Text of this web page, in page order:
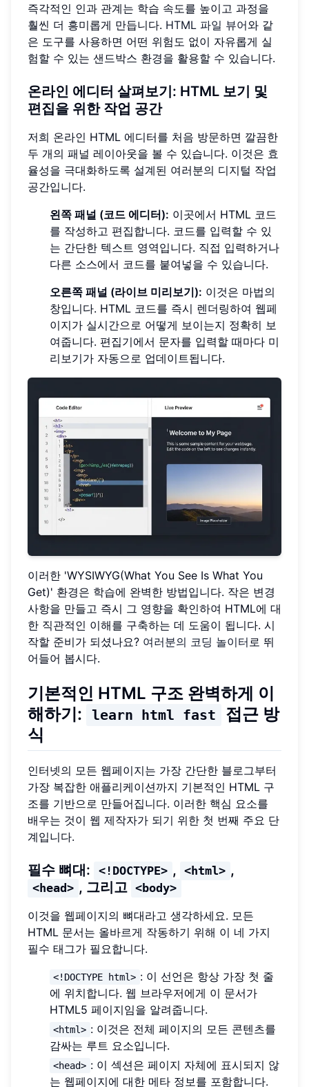
즉각적인 인과 관계는 학습 속도를 높이고 과정을
훨씬 더 흥미롭게 만듭니다. HTML 파일 뷰어와 같
은 도구를 사용하면 어떤 위험도 없이 자유롭게 실
험할 수 있는 샌드박스 환경을 활용할 수 있습니다.
온라인 에디터 살펴보기: HTML 보기 및
편집을 위한 작업 공간
저희 온라인 HTML 에디터를 처음 방문하면 깔끔한
두 개의 패널 레이아웃을 볼 수 있습니다. 이것은 효
율성을 극대화하도록 설계된 여러분의 디지털 작업
공간입니다.
왼쪽 패널 (코드 에디터): 이곳에서 HTML 코드
를 작성하고 편집합니다. 코드를 입력할 수 있
는 간단한 텍스트 영역입니다. 직접 입력하거나
다른 소스에서 코드를 붙여넣을 수 있습니다.
오른쪽 패널 (라이브 미리보기): 이것은 마법의
창입니다. HTML 코드를 즉시 렌더링하여 웹페
이지가 실시간으로 어떻게 보이는지 정확히 보
여줍니다. 편집기에서 문자를 입력할 때마다 미
리보기가 자동으로 업데이트됩니다.
이러한 'WYSIWYG(What You See Is What You
Get)' 환경은 학습에 완벽한 방법입니다. 작은 변경
사항을 만들고 즉시 그 영향을 확인하여 HTML에 대
한 직관적인 이해를 구축하는 데 도움이 됩니다. 시
작할 준비가 되셨나요? 여러분의 코딩 놀이터 로 뛰
어들어 봅시다.
기본적인 HTML 구조 완벽하게 이
해하기:
learn html fast
접근 방
식
인터넷의 모든 웹페이지는 가장 간단한 블로그부터
가장 복잡한 애플리케이션까지 기본적인 HTML 구
조를 기반으로 만들어집니다. 이러한 핵심 요소를
배우는 것이 웹 제작자가 되기 위한 첫 번째 주요 단
계입니다.
필수 뼈대: <!DOCTYPE> , <html> ,
<head> , 그리고 <body>
이것을 웹페이지의 뼈대라고 생각하세요. 모든
HTML 문서는 올바르게 작동하기 위해 이 네 가지
필수 태그가 필요합니다.
<!DOCTYPE html> : 이 선언은 항상 가장 첫 줄
에 위치합니다. 웹 브라우저에게 이 문서가
HTML5 페이지임을 알려줍니다.
<html> : 이것은 전체 페이지의 모든 콘텐츠를
감싸는 루트 요소입니다.
<head> : 이 섹션은 페이지 자체에 표시되지 않
는 웹페이지에 대한 메타 정보를 포함합니다.